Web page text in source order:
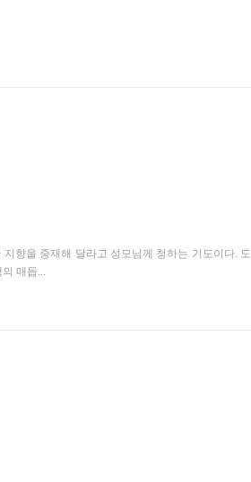
향을 중재해 달라고 성모님께 청하는 기도이다. 도
매듭...